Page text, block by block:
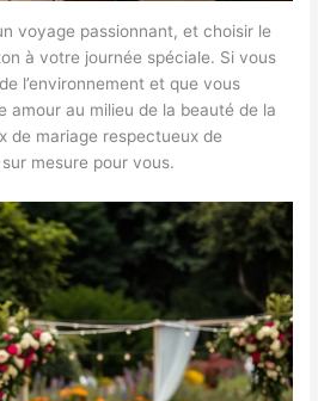
voyage passionnant, et choisir le
à votre journée spéciale. Si vous
l’environnement et que vous
amour au milieu de la beauté de la
de mariage respectueux de
mesure pour vous.